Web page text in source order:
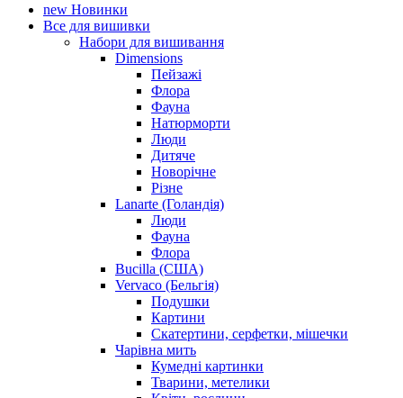
new Новинки
Все для вишивки
Набори для вишивання
Dimensions
Пейзажі
Флора
Фауна
Натюрморти
Люди
Дитяче
Новорічне
Різне
Lanarte (Голандія)
Люди
Фауна
Флора
Bucilla (США)
Vervaco (Бельгія)
Подушки
Картини
Скатертини, серфетки, мішечки
Чарiвна мить
Кумедні картинки
Тварини, метелики